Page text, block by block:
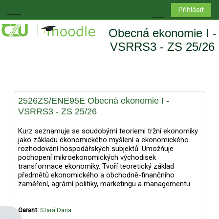
Boční panel
Přepnout
Přihlásit
Obecná ekonomie I -
VSRRS3 - ZS 25/26
2526ZS/ENE95E Obecná ekonomie I -
VSRRS3 - ZS 25/26
Kurz seznamuje se soudobými teoriemi tržní ekonomiky
jako základu ekonomického myšlení a ekonomického
rozhodování hospodářských subjektů. Umožňuje
pochopení mikroekonomických východisek
transformace ekonomiky. Tvoří teoretický základ
předmětů ekonomického a obchodně-finančního
zaměření, agrární politiky, marketingu a managementu.
Garant: Stará Dana